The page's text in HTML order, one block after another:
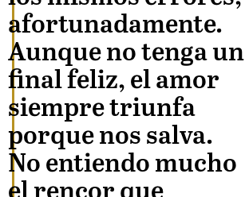
afortunadamente.
Aunque no tenga un
final feliz, el amor
siempre triunfa
porque nos salva.
No entiendo mucho